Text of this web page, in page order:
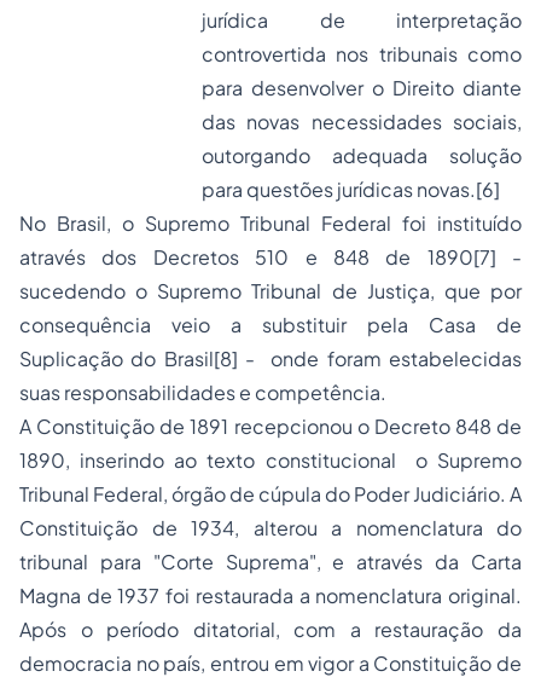
jurídica de interpretação
controvertida nos tribunais como
para desenvolver o Direito diante
das novas necessidades sociais,
outorgando adequada solução
para questões jurídicas novas.[6]
No Brasil, o Supremo Tribunal Federal foi instituído
através dos Decretos 510 e 848 de 1890[7] -
sucedendo o Supremo Tribunal de Justiça, que por
consequência veio a substituir pela Casa de
Suplicação do Brasil[8] - onde foram estabelecidas
suas responsabilidades e competência.
A Constituição de 1891 recepcionou o Decreto 848 de
1890, inserindo ao texto constitucional o Supremo
Tribunal Federal, órgão de cúpula do Poder Judiciário. A
Constituição de 1934, alterou a nomenclatura do
tribunal para "Corte Suprema", e através da Carta
Magna de 1937 foi restaurada a nomenclatura original.
Após o período ditatorial, com a restauração da
democracia no país, entrou em vigor a Constituição de